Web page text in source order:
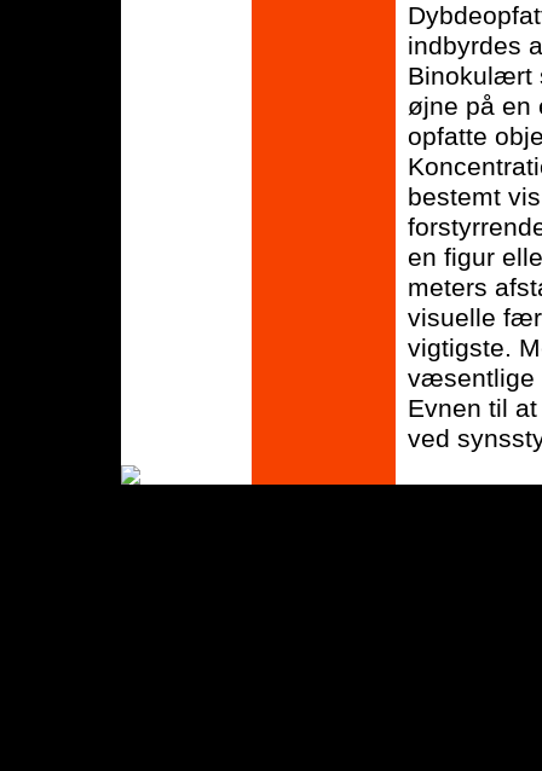
indbyrdes
Binokulært
øjne på en
opfatte
bestemt
en figur
meters
visuelle
vigtigste.
væsentlige
Evnen til
ved